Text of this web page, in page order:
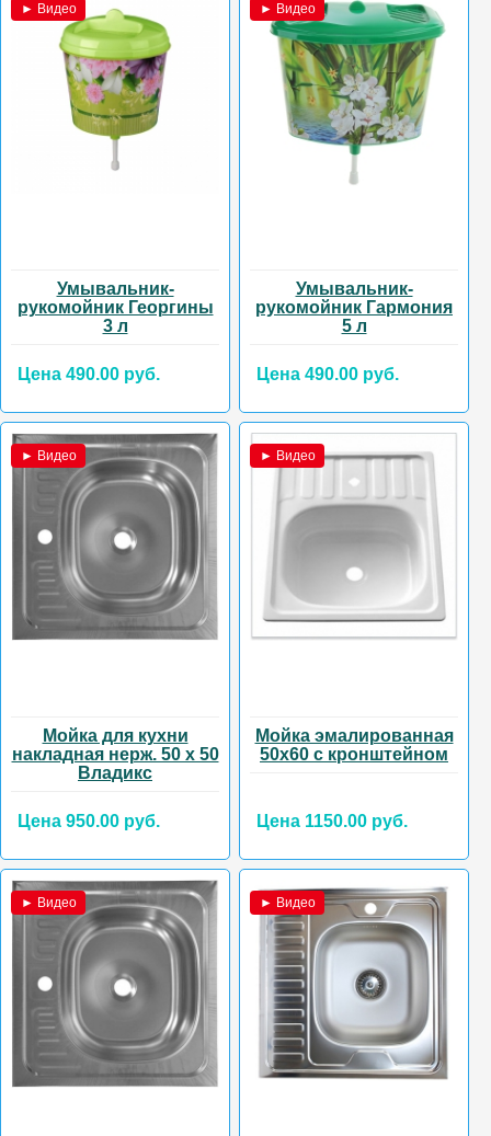
► Видео
Умывальник-
рукомойник Георгины
3 л
Цена 490.00 руб.
► Видео
Умывальник-
рукомойник Гармония
5 л
Цена 490.00 руб.
► Видео
Мойка для кухни
накладная нерж. 50 х 50
Владикс
Цена 950.00 руб.
► Видео
Мойка эмалированная
50х60 с кронштейном
Цена 1150.00 руб.
► Видео ► Видео